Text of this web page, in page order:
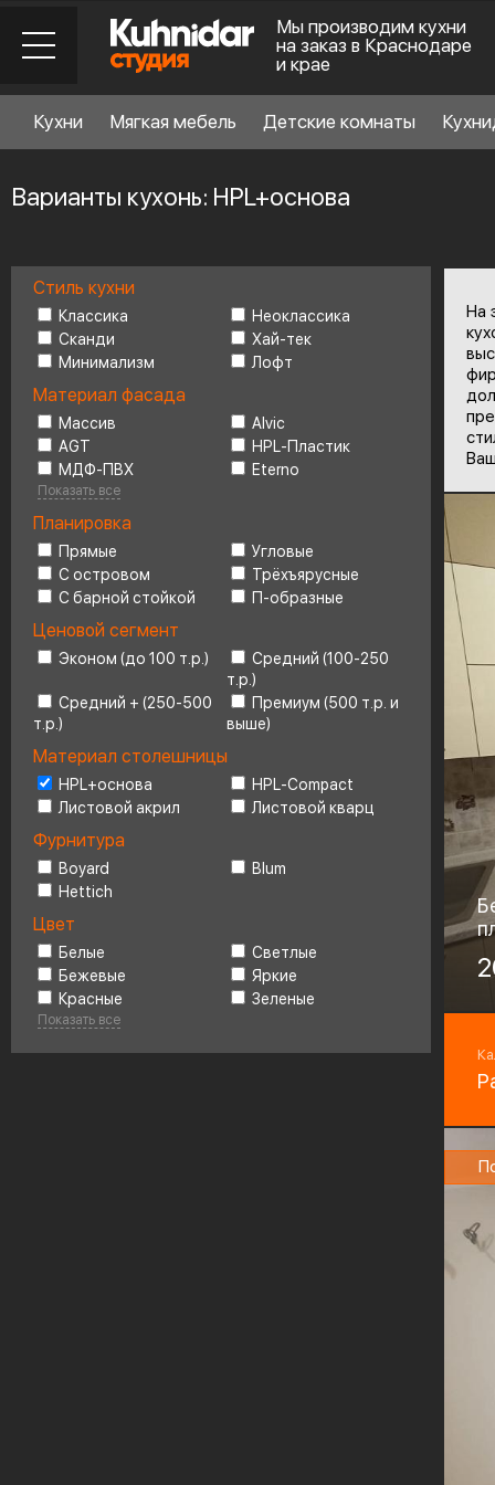
Мы производим кухни
на заказ в Краснодаре
и крае
Стиль кухни
Материал фасада
Планировка
Ценовой сегмент
Кухни Мягкая мебель Детские комнаты
Варианты кухонь: HPL+основа
Стиль кухни
Классика
Неоклассика
Сканди
Хай-тек
Минимализм
Лофт
Материал фасада
Массив
Alvic
AGT
HPL-Пластик
МДФ-ПВХ
Eterno
Показать все
Планировка
Прямые
Угловые
С островом
Трёхъярусные
С барной стойкой
П-образные
Ценовой сегмент
Эконом (до 100 т.р.)
Средний (100-250
т.р.)
Средний + (250-500
т.р.)
Премиум (500 т.р. и
выше)
Материал столешницы
HPL+основа
HPL-Compact
Листовой акрил
Листовой кварц
Фурнитура
Boyard
Blum
Hettich
Цвет
Белые
Светлые
Бежевые
Яркие
Красные
Зеленые
Показать все
На